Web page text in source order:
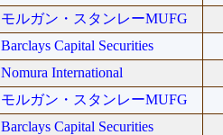
モルガン・スタンレーMUFG
Barclays Capital Securities
Nomura International
モルガン・スタンレーMUFG
Barclays Capital Securities